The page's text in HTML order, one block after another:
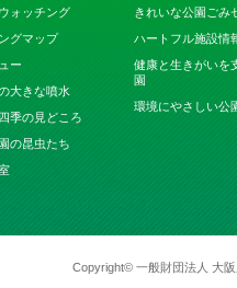
ォッチング
グマップ
ー
大きな噴水
季の見どころ
の昆虫たち
きれいな公園ごみ
ハートフル施設情
健康と生きがいを
園
環境にやさしい公
Copyright© 一般財団法人 大